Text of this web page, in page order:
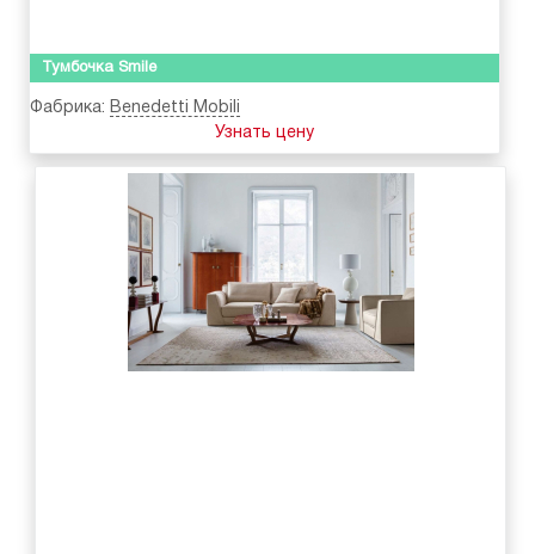
Тумбочка Smile
Фабрика: Benedetti Mobili
Узнать цену